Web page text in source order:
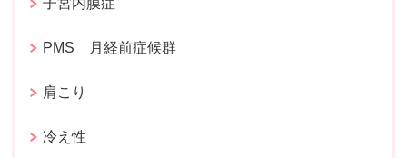
PMS 月経前症候群
肩こり
冷え性